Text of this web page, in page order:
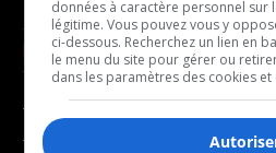
NOUVELLES
- Affaires municipales
- Communauté / Social
-
-
données à caractère personnel sur
légitime. Vous pouvez vous y
ci-dessous. Recherchez un lien en
le menu du site pour gérer ou
dans les paramètres des cookies